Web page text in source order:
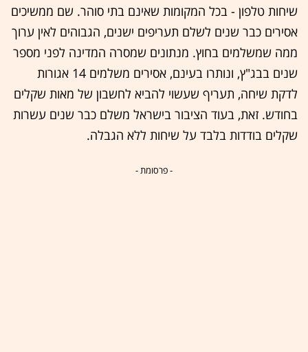
שיחות טלפון - בכל המקומות שאינם בתי סוהר. שם ממשיכים
אסירים כבר שנים לשלם תעריפים ישנים, הגבוהים לאין ערוך
ממה שמשלמים בחוץ. מנתונים שמסרה המדינה לפני מספר
שנים בבג"ץ, ונותרו בעינם, אסירים משלמים 14 אגורות
לדקת שיחה, תעריף שעשוי להביא לחשבון של מאות שקלים
בחודש. זאת, בעוד הציבור בישראל משלם כבר שנים עשרות
שקלים בודדות בלבד על שיחות ללא הגבלה.
- פרסומת -